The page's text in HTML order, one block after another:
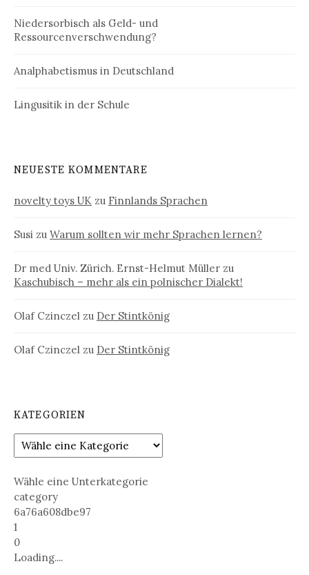
Niedersorbisch als Geld- und
Ressourcenverschwendung?
Analphabetismus in Deutschland
Lingusitik in der Schule
NEUESTE KOMMENTARE
novelty toys UK zu Finnlands Sprachen
Susi zu Warum sollten wir mehr Sprachen lernen?
Dr med Univ. Zürich. Ernst-Helmut Müller zu
Kaschubisch – mehr als ein polnischer Dialekt!
Olaf Czinczel zu Der Stintkönig
Olaf Czinczel zu Der Stintkönig
KATEGORIEN
Wähle eine Unterkategorie
category
6a76a608dbe97
1
0
Loading....